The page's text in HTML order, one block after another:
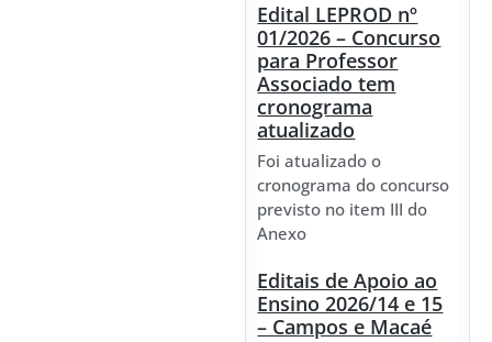
Edital LEPROD nº
01/2026 – Concurso
para Professor
Associado tem
cronograma
atualizado
Foi atualizado o
cronograma do concurso
previsto no item III do
Anexo
Editais de Apoio ao
Ensino 2026/14 e 15
– Campos e Macaé